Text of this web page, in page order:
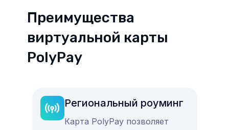
Преимущества
виртуальной карты
PolyPay
Региональный роуминг
Карта PolyPay позволяет